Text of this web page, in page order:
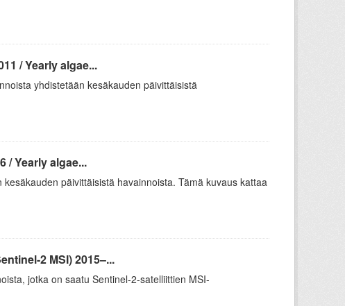
/ Yearly algae...
yhdistetään kesäkauden päivittäisistä
/ Yearly algae...
päivittäisistä havainnoista. Tämä kuvaus kattaa
2 MSI) 2015–...
jotka on saatu Sentinel-2-satelliittien MSI-